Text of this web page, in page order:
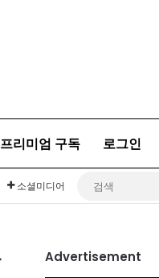
프리미엄 구독 로그인
소셜미디어
Advertisement